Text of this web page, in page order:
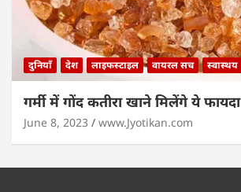
दुनियाँ देश लाइफस्टाइल वायरल सच स्वास्थय
गर्मी में गोंद कतीरा खाने मिलेंगे ये फायदा
June 8, 2023 www.Jyotikan.com